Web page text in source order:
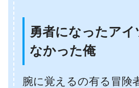
勇者になったア
なかった俺
腕に覚えるの有る冒険